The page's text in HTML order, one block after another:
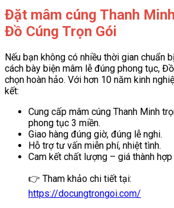
Đặt mâm cúng Thanh
Đồ Cúng Trọn Gói
Nếu bạn không có nhiều thời gian chuẩn
cách bày biện mâm lễ đúng phong tục,
chọn hoàn hảo. Với hơn 10 năm kinh
kết:
Cung cấp mâm cúng Thanh Minh
phong tục 3 miền.
Giao hàng đúng giờ, đúng lễ nghi.
Hỗ trợ tư vấn miễn phí, nhiệt tình.
Cam kết chất lượng – giá thành hợp
👉 Tham khảo chi tiết tại:
https://docungtrongoi.com/